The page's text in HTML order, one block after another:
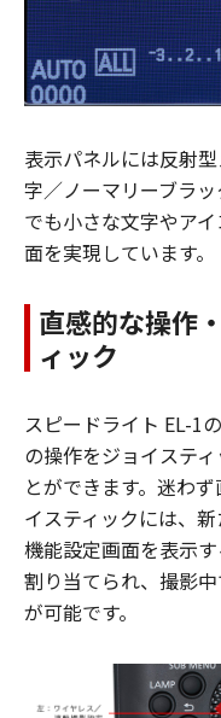
表示パネルには反射
字／ノーマリーブラ
でも小さな文字やア
面を実現しています。
直感的な操作
ィック
スピードライト EL-1
の操作をジョイステ
とができます。迷わ
イスティックには、
機能設定画面を表示
割り当てられ、撮影
が可能です。